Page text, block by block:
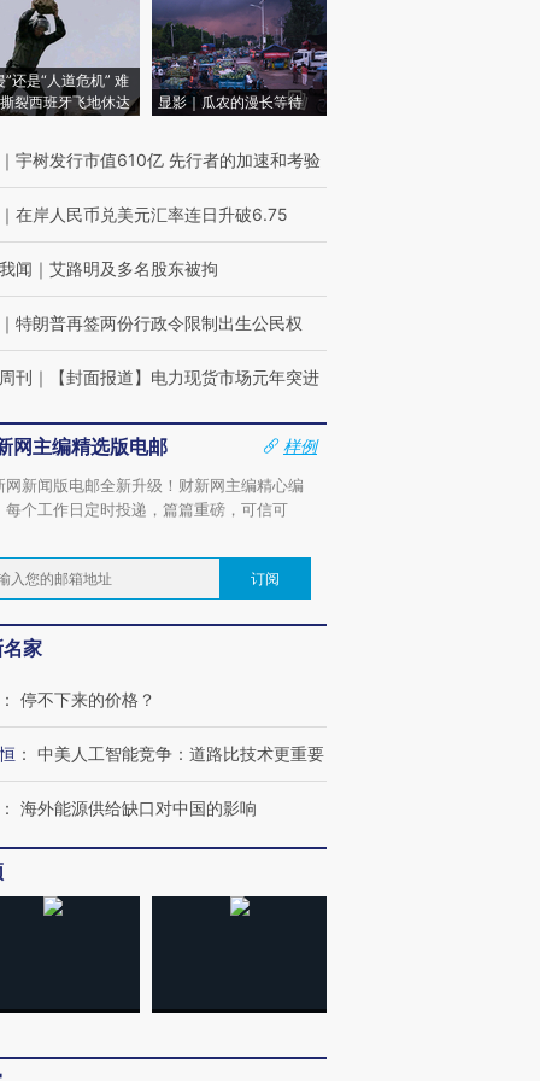
”还是“人道危机” 难
裂西班牙飞地休达
显影｜瓜农的漫长等待
｜ 宇树发行市值610亿 先行者的加速和考验
｜ 在岸人民币兑美元汇率连日升破6.75
闻 ｜ 艾路明及多名股东被拘
｜ 特朗普再签两份行政令限制出生公民权
刊 ｜ 【封面报道】电力现货市场元年突进
网主编精选版电邮
样例
网新闻版电邮全新升级！财新网主编精心编
每个工作日定时投递，篇篇重磅，可信可
订阅
家
： 停不下来的价格？
： 中美人工智能竞争：道路比技术更重要
： 海外能源供给缺口对中国的影响